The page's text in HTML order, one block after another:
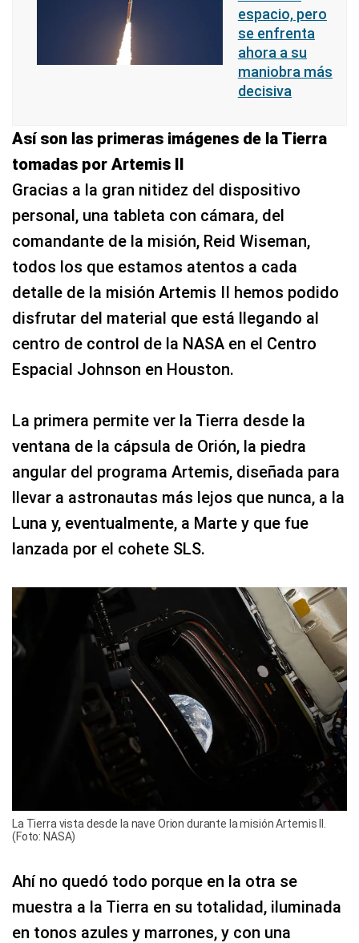
espacio, pero
se enfrenta
ahora a su
maniobra más
decisiva
Así son las primeras imágenes de la Tierra
tomadas por Artemis II
Gracias a la gran nitidez del dispositivo
personal, una tableta con cámara, del
comandante de la misión, Reid Wiseman,
todos los que estamos atentos a cada
detalle de la misión Artemis II hemos podido
disfrutar del material que está llegando al
centro de control de la NASA en el Centro
Espacial Johnson en Houston.
La primera permite ver la Tierra desde la
ventana de la cápsula de Orión, la piedra
angular del programa Artemis, diseñada para
llevar a astronautas más lejos que nunca, a la
Luna y, eventualmente, a Marte y que fue
lanzada por el cohete SLS.
La Tierra vista desde la nave Orion durante la misión Artemis II.
(Foto: NASA)
Ahí no quedó todo porque en la otra se
muestra a la Tierra en su totalidad, iluminada
en tonos azules y marrones, y con una